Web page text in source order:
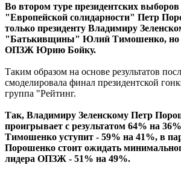
Во втором туре президентских выборов
"Европейской солидарности" Петр
только президенту Владимиру
"Батькивщины" Юлиӥ Тимошенко, но
ОПЗЖ Юрию Бойку.
Таким образом на основе результатов
смоделировала финал президентской
группа "Рейтинг.
Так, Владимиру Зеленскому Петр
проигрывает с результатом 64% на
Тимошенко уступит - 59% на 41%, в
Порошенко стоит ожидать
лидера ОПЗЖ - 51% на 49%.